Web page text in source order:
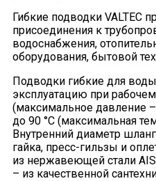
Гибкие подводки VALTEC
присоединения к
водоснабжения,
оборудования, бытовой
Подводки гибкие для воды
эксплуатацию при
(максимальное давление –
до 90 °C (максимальная
Внутренний диаметр
гайка, пресс-гильзы и
из нержавеющей стали
– из качественной